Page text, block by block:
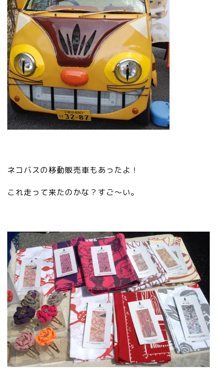
ネコバスの移動販売車もあったよ！
これ走って来たのかな？すご～い。